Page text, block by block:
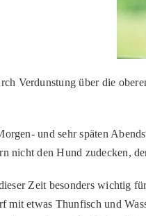
Verdunstung über die
und sehr späten
nicht den Hund zudecken,
Zeit besonders wichtig
mit etwas Thunfisch und